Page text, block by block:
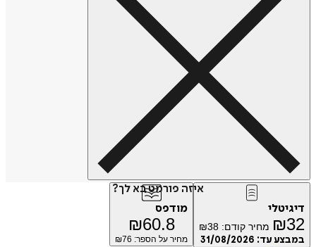
איזה פורמט בא לך?
דיגיטלי
₪32 מחיר קודם: ₪38
במבצע עד: 31/08/2026
מודפס
₪60.8
מחיר על הספר: ₪ 76